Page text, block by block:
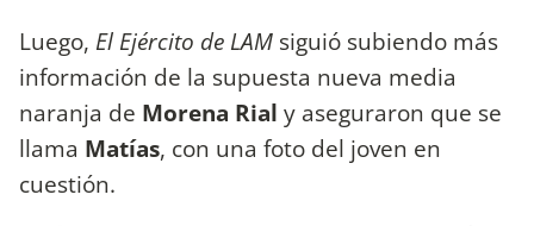
Luego, El Ejército de LAM siguió subiendo más
información de la supuesta nueva media
naranja de Morena Rial y aseguraron que se
llama Matías, con una foto del joven en
cuestión.